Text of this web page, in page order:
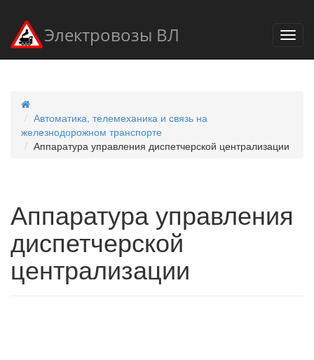
Электровозы ВЛ
Автоматика, телемеханика и связь на
железнодорожном транспорте
Аппаратура управления диспетчерской централизации
Аппаратура управления
диспетчерской
централизации